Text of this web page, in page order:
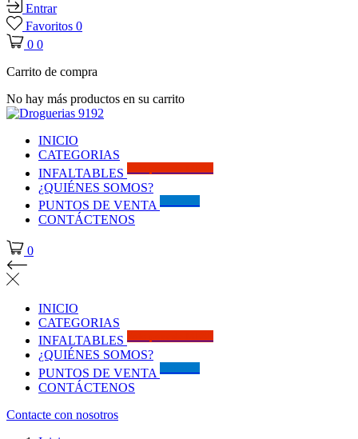
Entrar
Favoritos 0
0 0
Carrito de compra
No hay más productos en su carrito
INICIO
CATEGORIAS
INFALTABLES
¿QUIÉNES SOMOS?
PUNTOS DE VENTA
CONTÁCTENOS
0
INICIO
CATEGORIAS
INFALTABLES
¿QUIÉNES SOMOS?
PUNTOS DE VENTA
CONTÁCTENOS
Contacte con nosotros